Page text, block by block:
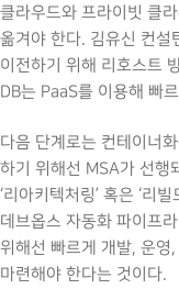
클라우드와 프라이빗 클
옮겨야 한다. 김유신 컨설
이전하기 위해 리호스트
DB는 PaaS를 이용해 빠
다음 단계로는 컨테이너
하기 위해선 MSA가 선행
‘리아키텍처링’ 혹은 ‘리
데브옵스 자동화 파이프
위해선 빠르게 개발, 운영
마련해야 한다는 것이다.